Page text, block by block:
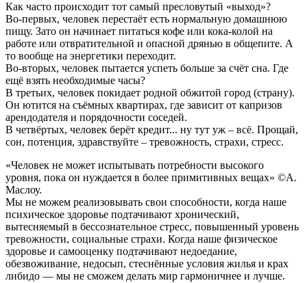
Как часто происходит тот самый пресловутый «выход»?
Во-первых, человек перестаёт есть нормальную домашнюю
пищу. Зато он начинает питаться кофе или кока-колой на
работе или отвратительной и опасной дрянью в общепите. А
то вообще на энергетики переходит.
Во-вторых, человек пытается успеть больше за счёт сна. Где
ещё взять необходимые часы?
В третьих, человек покидает родной обжитой город (страну).
Он ютится на съёмных квартирах, где зависит от капризов
арендодателя и порядочности соседей.
В четвёртых, человек берёт кредит... ну тут уж – всё. Прощай,
сон, потенция, здравствуйте – тревожность, страхи, стресс.
«Человек не может испытывать потребности высокого
уровня, пока он нуждается в более примитивных вещах» ©А.
Маслоу.
Мы не можем реализовывать свои способности, когда наше
психическое здоровье подтачивают хронический,
вытесняемый в бессознательное стресс, повышенный уровень
тревожности, социальные страхи. Когда наше физическое
здоровье и самооценку подтачивают недоедание,
обезвоживание, недосып, стеснённые условия жилья и крах
либидо — мы не сможем делать мир гармоничнее и лучше.